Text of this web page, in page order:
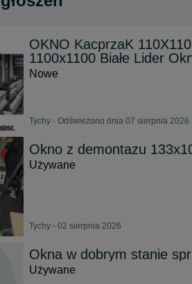
OKNO KacprzaK
1100x1100 Białe Lider
Nowe
Tychy - Odświeżono dnia 07 sierpnia 2026
Okno z demontazu
Używane
Tychy - 02 sierpnia 2026
Okna w dobrym stanie
Używane